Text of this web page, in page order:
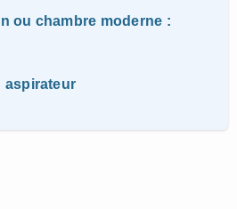
ou chambre moderne :
aspirateur